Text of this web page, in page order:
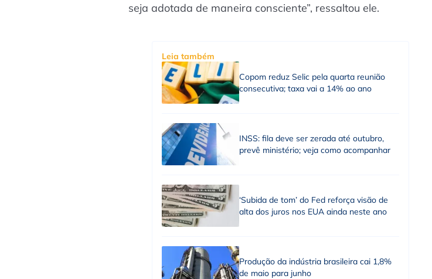
seja adotada de maneira consciente”, ressaltou ele.
Leia também
Copom reduz Selic pela quarta reunião
consecutiva; taxa vai a 14% ao ano
INSS: fila deve ser zerada até outubro,
prevê ministério; veja como acompanhar
‘Subida de tom’ do Fed reforça visão de
alta dos juros nos EUA ainda neste ano
Produção da indústria brasileira cai 1,8%
de maio para junho